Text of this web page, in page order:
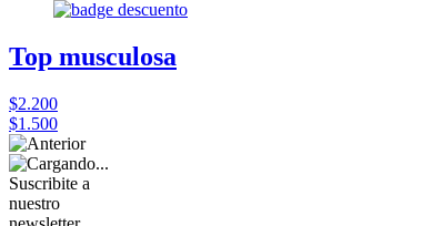
Top musculosa
$2.200
$1.500
Suscribite a
nuestro